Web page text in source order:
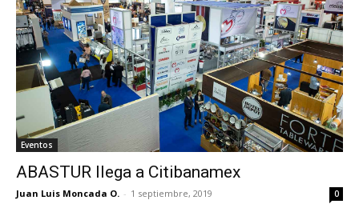
Eventos
ABASTUR llega a Citibanamex
Juan Luis Moncada O. - 1 septiembre, 2019 0